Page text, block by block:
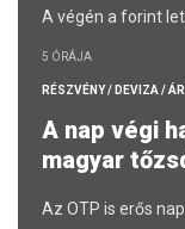
A végén a forint
5 ÓRÁJA
RÉSZVÉNY / DEVIZA /
A nap végi
magyar
Az OTP is erős